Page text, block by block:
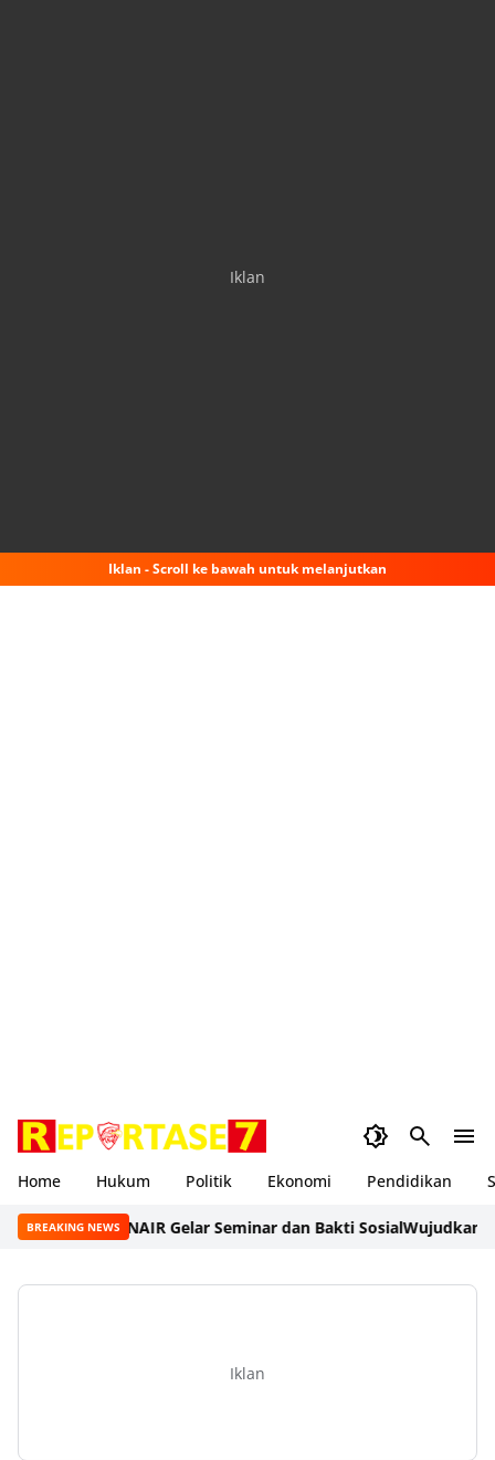
Iklan
Iklan - Scroll ke bawah untuk melanjutkan
Home Hukum Politik Ekonomi Pendidikan
BREAKING NEWS
dan FK UNAIR Gelar Seminar dan Bakti SosialWujudkan
Iklan